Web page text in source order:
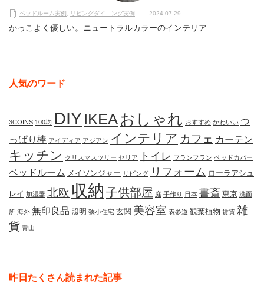
ベッドルーム実例 リビングダイニング実例 2024.07.29
かっこよく優しい。ニュートラルカラーのインテリア
人気のワード
3COINS 100均 DIYIKEAおしゃれ おすすめ かわいい つ
っぱり棒 アイディア アジアン インテリア カフェ カーテン
キッチン クリスマスツリー セリア トイレ フランフラン ベッドカバー
ベッドルーム メイソンジャー リビング リフォーム ローラアシュ
レイ 加湿器 北欧 収納 子供部屋 庭 手作り 日本 書斎 東京 洗面
所 海外 無印良品 照明 狭小住宅 玄関 美容室 表参道 観葉植物 賃貸 雑
貨 青山
昨日たくさん読まれた記事